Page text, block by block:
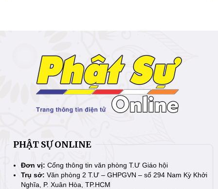
PHẬT SỰ ONLINE
Đơn vị: Cổng thông tin văn phòng T.Ư Giáo hội
Trụ sở: Văn phòng 2 T.Ư – GHPGVN – số 294 Nam Kỳ Khởi
Nghĩa, P. Xuân Hòa, TP.HCM